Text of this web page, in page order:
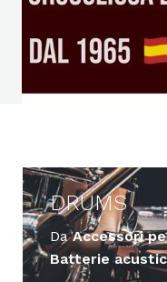
DRUMS
DaAccessori
Batterie